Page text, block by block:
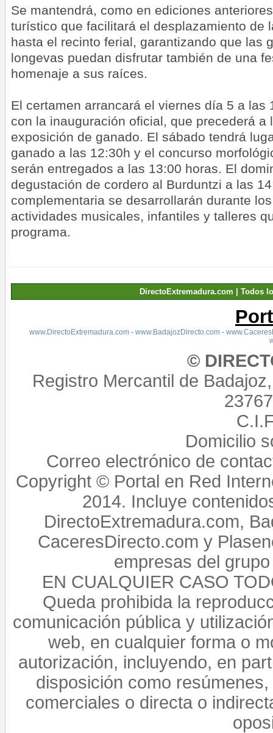
Se mantendrá, como en ediciones
turístico que facilitará el desplazamiento de
hasta el recinto ferial, garantizando que las
longevas puedan disfrutar también de una
homenaje a sus raíces.
El certamen arrancará el viernes día 5 a las
con la inauguración oficial, que precederá a
exposición de ganado. El sábado tendrá
ganado a las 12:30h y el concurso
serán entregados a las 13:00 horas. El
degustación de cordero al Burduntzi a las
complementaria se desarrollarán durante
actividades musicales, infantiles y talleres
programa.
DirectoExtremadura.com | Todos
www.DirectoExtremadura.com- www.BadajozDirecto.com-
©
Registro Mercantil de
Domicilio
Correo electrónico de
Copyright © Portal en Red
2014. Incluye
DirectoExtremadura.com,
CaceresDirecto.com y
empresas del
EN CUALQUIER CASO
Queda prohibida la
comunicación pública y
web, en cualquier forma o
autorización, incluyendo, en
disposición como
comerciales o directa o